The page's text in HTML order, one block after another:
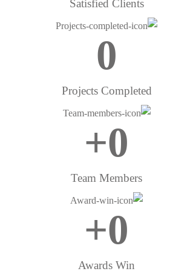
Satisfied Clients
Projects Completed
0
Team Members
0
+
Awards Win
0
+